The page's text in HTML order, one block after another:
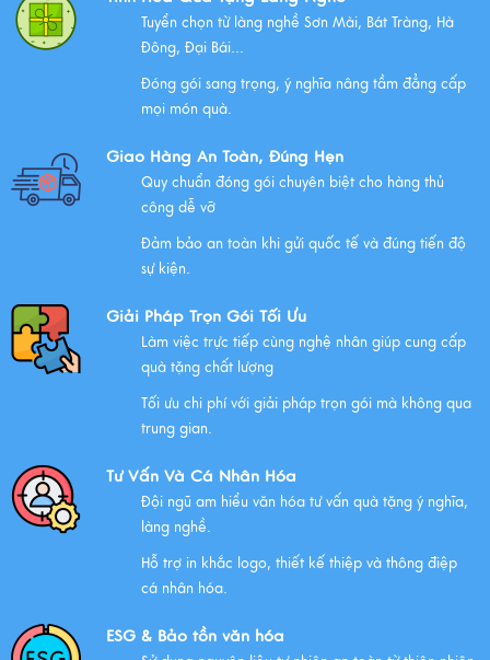
Trong Văn Hóa Thờ Cúng?
Xem thêm
Xem thêm
Chúc mừng chị Nguyễn Thị Nhựt Phượng - giám đốc
Xem thêm
Chính Sách Quyền Riêng Tư Tại Mỹ Nghệ Việt
NHỮNG ĐẶC ĐIỂM CỦA HÀNG THỦ CÔNG MỸ NGHỆ
Tuyển chọn từ làng nghề Sơn Mài, Bát Tràng, Hà
Đông, Đại Bái...
Đóng gói sang trọng, ý nghĩa nâng tầm đẳng cấp
mọi món quà.
Giao Hàng An Toàn, Đúng Hẹn
Quy chuẩn đóng gói chuyên biệt cho hàng thủ
công dễ vỡ
Đảm bảo an toàn khi gửi quốc tế và đúng tiến độ
sự kiện.
Giải Pháp Trọn Gói Tối Ưu
Làm việc trực tiếp cùng nghệ nhân giúp cung cấp
quà tặng chất lượng
Tối ưu chi phí với giải pháp trọn gói mà không qua
trung gian.
Tư Vấn Và Cá Nhân Hóa
Đội ngũ am hiểu văn hóa tư vấn quà tặng ý nghĩa,
làng nghề.
Hỗ trợ in khắc logo, thiết kế thiệp và thông điệp
cá nhân hóa.
ESG & Bảo tồn văn hóa